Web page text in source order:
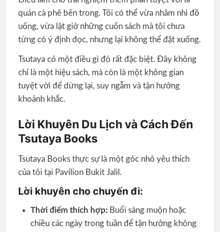
quán cà phê bên trong. Tôi có thể vừa nhâm nhi đồ
uống, vừa lật giở những cuốn sách mà tôi chưa
từng có ý định đọc, nhưng lại không thể đặt xuống.
Tsutaya có một điều gì đó rất đặc biệt. Đây không
chỉ là một hiệu sách, mà còn là một không gian
tuyệt vời để dừng lại, suy ngẫm và tận hưởng
khoảnh khắc.
Lời Khuyên Du Lịch và Cách Đến
Tsutaya Books
Tsutaya Books thực sự là một góc nhỏ yêu thích
của tôi tại Pavilion Bukit Jalil.
Lời khuyên cho chuyến đi:
Thời điểm thích hợp:Buổi sáng muộn hoặc
chiều các ngày trong tuần để tận hưởng không